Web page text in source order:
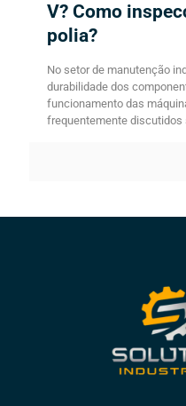
V? Como
polia?
No setor de manutenção
durabilidade dos
funcionamento das
frequentemente discutidos